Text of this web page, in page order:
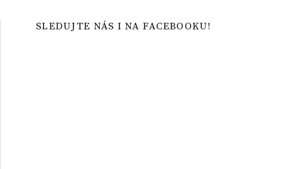
SLEDUJTE NÁS I NA FACEBOOKU!